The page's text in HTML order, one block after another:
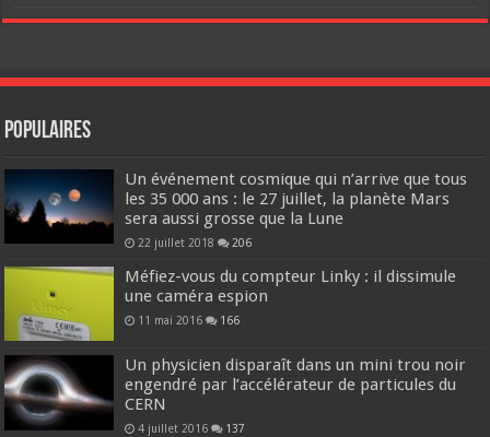
Populaires
Un événement cosmique qui n’arrive que tous
les 35 000 ans : le 27 juillet, la planète Mars
sera aussi grosse que la Lune
22 juillet 2018 206
Méfiez-vous du compteur Linky : il dissimule
une caméra espion
11 mai 2016 166
Un physicien disparaît dans un mini trou noir
engendré par l’accélérateur de particules du
CERN
4 juillet 2016 137